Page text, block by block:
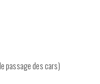
passage des cars)